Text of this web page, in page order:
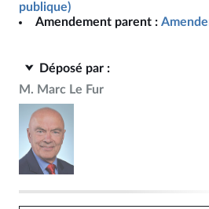
dépôt
publique)
Amendement parent :
Déposé par :
M. Marc Le Fur